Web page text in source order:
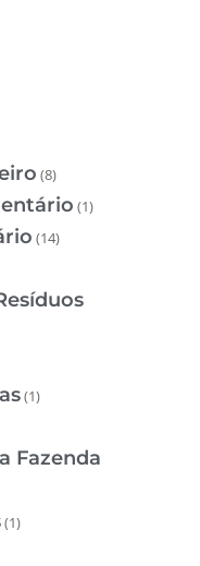
(8)
(1)
(14)
(1)
Fazenda
(1)